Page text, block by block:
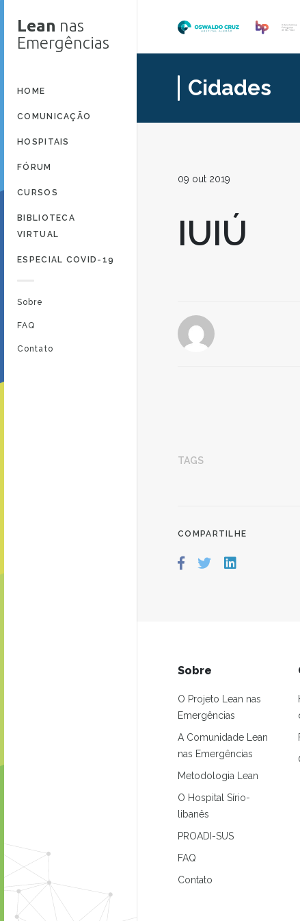
Lean nas
Emergências
HOME
COMUNICAÇÃO
HOSPITAIS
FÓRUM
CURSOS
BIBLIOTECA
VIRTUAL
ESPECIAL COVID-19
Sobre
FAQ
Contato
Cidades
09 out 2019
IUIÚ
TAGS
COMPARTILHE
Sobre
O Projeto Lean nas
Emergências
A Comunidade Lean
nas Emergências
Metodologia Lean
O Hospital Sírio-
libanês
PROADI-SUS
FAQ
Contato